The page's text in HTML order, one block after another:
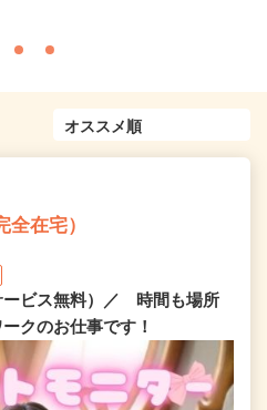
在宅）
ービス無料）／ 時間も場所
クのお仕事です！